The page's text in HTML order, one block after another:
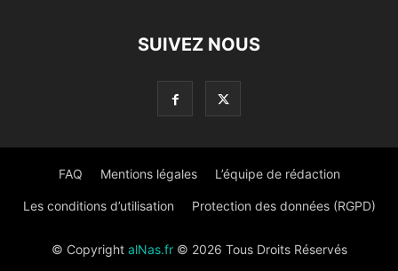
SUIVEZ NOUS
FAQ Mentions légales L’équipe de rédaction
Les conditions d’utilisation Protection des données (RGPD)
© Copyright alNas.fr© 2026 Tous Droits Réservés